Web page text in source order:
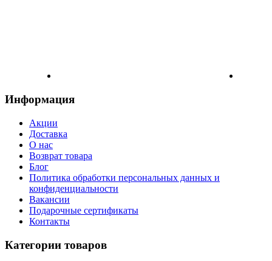
Информация
Акции
Доставка
О нас
Возврат товара
Блог
Политика обработки персональных данных и
конфиденциальности
Вакансии
Подарочные сертификаты
Контакты
Категории товаров